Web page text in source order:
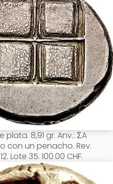
8,91 gr. Anv.: ΣA
con un penacho. Rev.
35. 100.00 CHF.